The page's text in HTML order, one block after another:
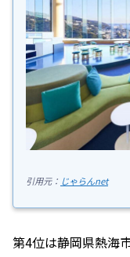
引用元： じゃらんnet
第4位は静岡県熱海